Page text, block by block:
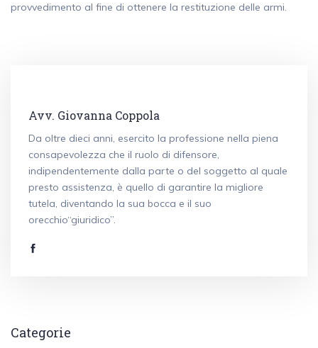
provvedimento al fine di ottenere la restituzione delle armi.
Avv. Giovanna Coppola
Da oltre dieci anni, esercito la professione nella piena
consapevolezza che il ruolo di difensore,
indipendentemente dalla parte o del soggetto al quale
presto assistenza, è quello di garantire la migliore
tutela, diventando la sua bocca e il suo
orecchio“giuridico”.
Categorie